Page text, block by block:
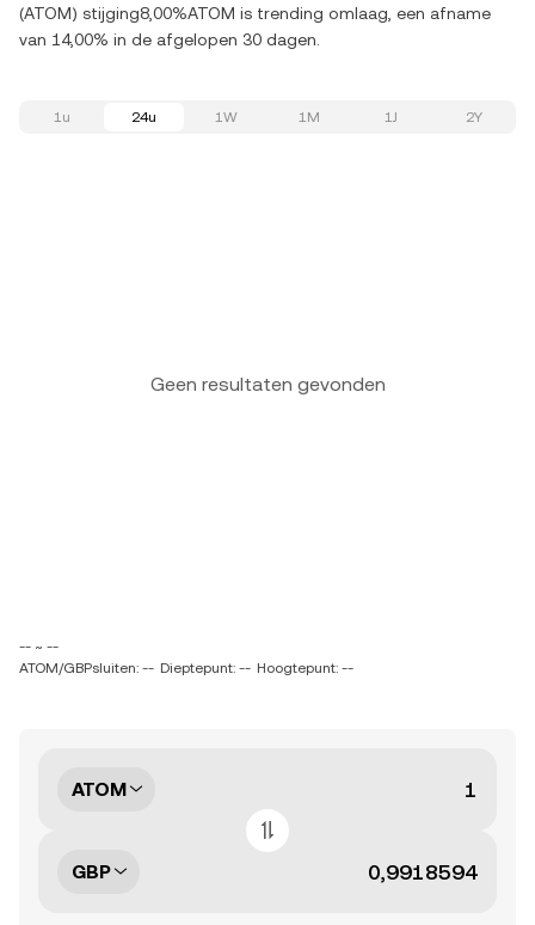
(ATOM) stijging8,00%ATOM is trending omlaag, een afname
van 14,00% in de afgelopen 30 dagen.
1u 24u 1W 1M 1J 2Y
Geen resultaten gevonden
-- ~ --
ATOM/GBPsluiten: -- Dieptepunt: -- Hoogtepunt: --
ATOM
GBP